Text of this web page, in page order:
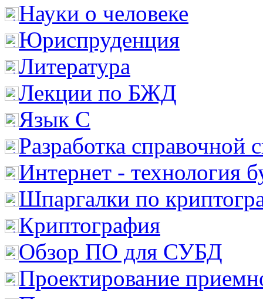
Науки о человеке
Юриспруденция
Литература
Лекции по БЖД
Язык С
Разработка справочной
Интернет - технология
Шпаргалки по
Криптография
Обзор ПО для СУБД
Проектирование